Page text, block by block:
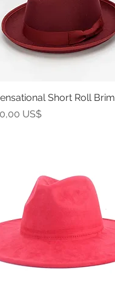
Vista rápida
Short Roll Brim
US$